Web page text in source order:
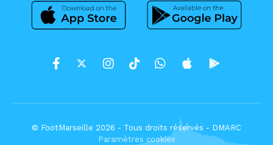
© FootMarseille 2026 - Tous droits réservés - DMARC
Paramètres cookies